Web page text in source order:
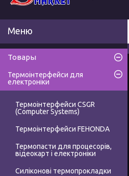
Товары
Термоінтерфейси для
електроніки
Термоінтерфейси CSGR
(Computer Systems)
Термоінтерфейси FEHONDA
Термопасти для процесорів,
відеокарт і електроніки
Силіконові термопрокладки